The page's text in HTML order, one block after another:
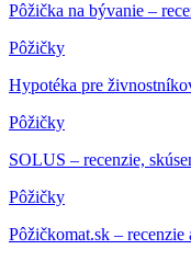
Pôžička na bývanie –
Pôžičky
Hypotéka pre
Pôžičky
SOLUS – recenzie,
Pôžičky
Pôžičkomat.sk – recenzie